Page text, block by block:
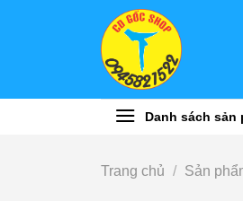
Danh sách sản
Trang chủ / Sản